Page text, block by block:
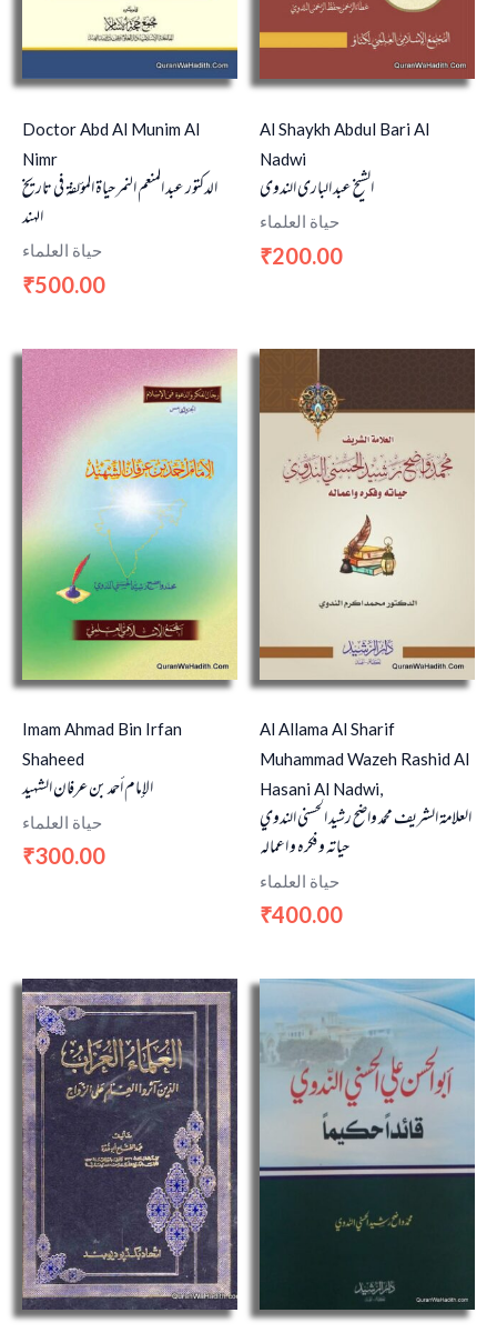
Doctor Abd Al Munim Al
Nimr
الدكتور عبد المنعم النمر حياة المؤلفة في تاريخ
الهند
حياة العلماء
₹500.00
Al Shaykh Abdul Bari Al
Nadwi
الشيخ عبد البارى الندوى
حياة العلماء
₹200.00
Imam Ahmad Bin Irfan
Shaheed
الإمام أحمد بن عرفان الشهيد
حياة العلماء
₹300.00
Al Allama Al Sharif
Muhammad Wazeh Rashid Al
Hasani Al Nadwi,
العلامة الشريف محمد واضح رشيد الحسني الندوي
حياته وفكره و اعماله
حياة العلماء
₹400.00